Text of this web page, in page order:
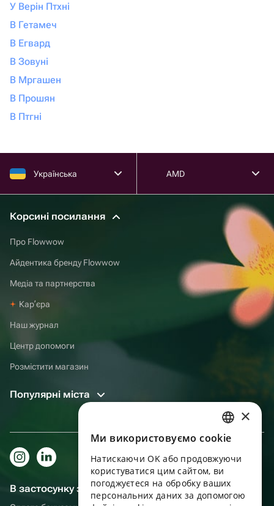
У Верін Птхні
В Гетамеч
В Егвард
В Зовуні
В Мргашен
В Прошян
В Птгні
Українська AMD
Корсині посилання
Про Flowwow
Айдентика бренду Flowwow
Медіа та партнерства
Карʼєра
Наш журнал
Центр допомоги
Розмістити магазин
Популярні міста
В застосунку зручніше!
RUSSIAN
ENGLISH
UKRAINIAN
PORTUGUESE
×
Ми використовуємо cookie
Натискаючи OK або продовжуючи
користуватися цим сайтом, ви
погоджуєтеся на обробку ваших
персональних даних за допомогою